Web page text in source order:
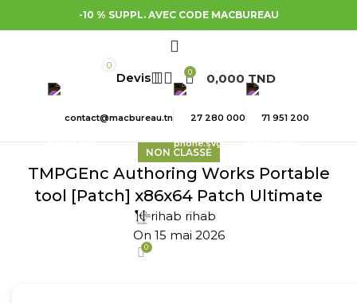
-10 % SUPPL. AVEC CODE MACBUREAU
0
0 0,000 TND
contact@macbureau.tn 27 280 000 71 951 200
NON CLASSÉ
TMPGEnc Authoring Works Portable
tool [Patch] x86x64 Patch Ultimate
rihab rihab
On 15 mai 2026
0